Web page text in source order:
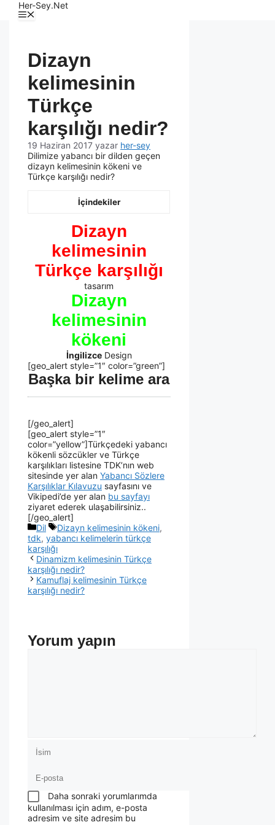
Her-Sey.Net
Dizayn
kelimesinin
Türkçe
karşılığı nedir?
19 Haziran 2017 yazar her-sey
Dilimize yabancı bir dilden geçen
dizayn kelimesinin kökeni ve
Türkçe karşılığı nedir?
İçindekiler
Dizayn
kelimesinin
Türkçe karşılığı
tasarım
Dizayn
kelimesinin
kökeni
İngilizceDesign
[geo_alert style=”1″ color=”green”]
Başka bir kelime ara
[/geo_alert]
[geo_alert style=”1″
color=”yellow”]Türkçedeki yabancı
kökenli sözcükler ve Türkçe
karşılıkları listesine TDK’nın web
sitesinde yer alan Yabancı Sözlere
Karşılıklar Kılavuzu sayfasını ve
Vikipedi’de yer alan bu sayfayı
ziyaret ederek ulaşabilirsiniz..
[/geo_alert]
Dil
Dizayn kelimesinin kökeni,
tdk, yabancı kelimelerin türkçe
karşılığı
Dinamizm kelimesinin Türkçe
karşılığı nedir?
Kamuflaj kelimesinin Türkçe
karşılığı nedir?
Yorum yapın
Daha sonraki yorumlarımda
kullanılması için adım, e-posta
adresim ve site adresim bu